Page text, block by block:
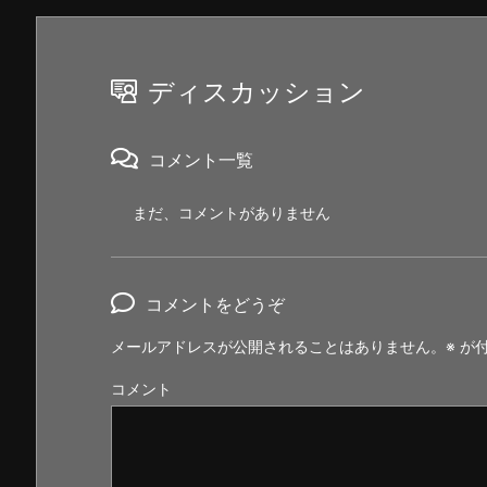
ディスカッション
コメント一覧
まだ、コメントがありません
コメントをどうぞ
メールアドレスが公開されることはありません。 ※ が
コメント